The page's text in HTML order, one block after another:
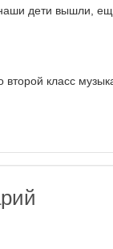
дети вышли,
класс